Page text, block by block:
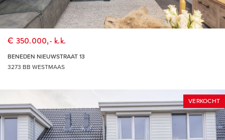
€ 350.000,- k.k.
BENEDEN NIEUWSTRAAT 13
3273 BB WESTMAAS
VERKOCHT